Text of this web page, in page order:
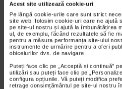
Acest site utilizează cookie-uri
Pe lângă cookie-urile care sunt strict
site web, folosim cookie-uri care ne ajută
pe site-ul nostru și ajută la îmbunătățirea
ul, de exemplu, făcând rezultatele să fie
pentru a măsura performanța site-ului
instrumente de urmărire pentru a oferi
obiceiurilor dvs. de navigare.
Puteți face clic pe „Acceptă si continuă”
utilizări sau puteți face clic pe
configura opțiunile. Vă puteți modifica
retrage consimțământul pe site-ul nostru
AUTOSTOP Ep. 291
2.879 vizualizari
RECOMANDĂRI